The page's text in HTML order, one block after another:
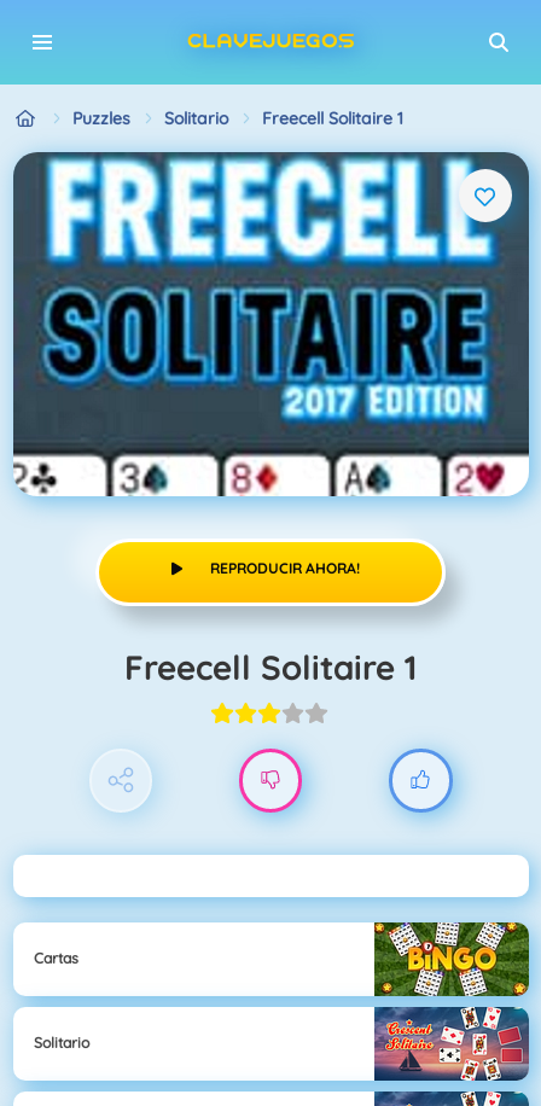
Puzzles Solitario Freecell Solitaire 1
REPRODUCIR AHORA!
Freecell Solitaire 1
Cartas
Solitario